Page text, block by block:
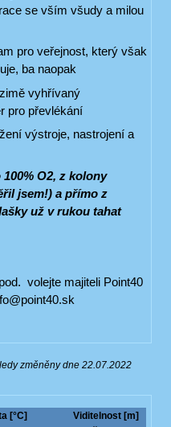
se vším všudy a milou
pro veřejnost, který však
ba naopak
vyhřívaný
pro převlékání
výstroje, nastrojení a
O2, z kolony
jsem!) a přímo z
už v rukou tahat
volejte majiteli Point40
změněny dne 22.07.2022
[°C]
Viditelnost [m]